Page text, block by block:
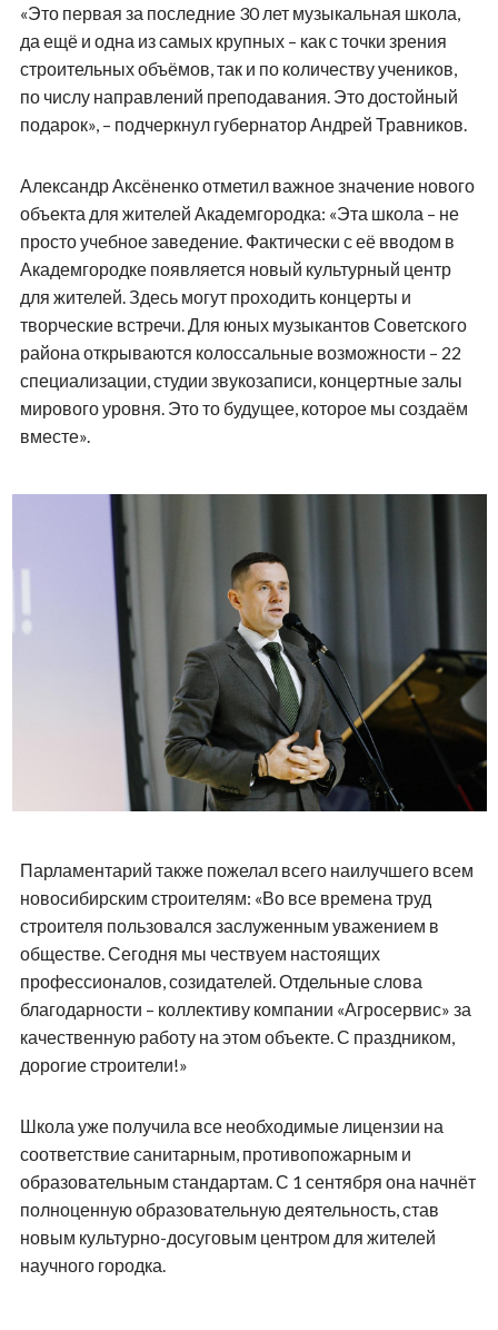
«Это первая за последние 30 лет музыкальная школа,
да ещё и одна из самых крупных – как с точки зрения
строительных объёмов, так и по количеству учеников,
по числу направлений преподавания. Это достойный
подарок», – подчеркнул губернатор Андрей Травников.
Александр Аксёненко отметил важное значение нового
объекта для жителей Академгородка: «Эта школа – не
просто учебное заведение. Фактически с её вводом в
Академгородке появляется новый культурный центр
для жителей. Здесь могут проходить концерты и
творческие встречи. Для юных музыкантов Советского
района открываются колоссальные возможности – 22
специализации, студии звукозаписи, концертные залы
мирового уровня. Это то будущее, которое мы создаём
вместе».
Парламентарий также пожелал всего наилучшего всем
новосибирским строителям: «Во все времена труд
строителя пользовался заслуженным уважением в
обществе. Сегодня мы чествуем настоящих
профессионалов, созидателей. Отдельные слова
благодарности – коллективу компании «Агросервис» за
качественную работу на этом объекте. С праздником,
дорогие строители!»
Школа уже получила все необходимые лицензии на
соответствие санитарным, противопожарным и
образовательным стандартам. С 1 сентября она начнёт
полноценную образовательную деятельность, став
новым культурно-досуговым центром для жителей
научного городка.